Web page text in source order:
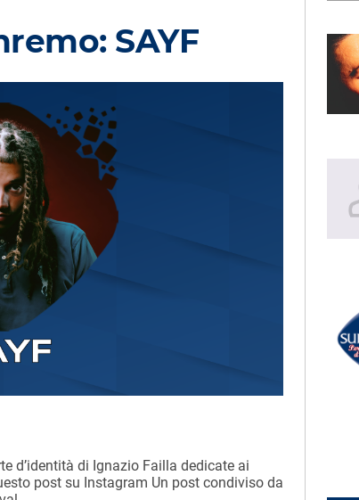
SAYF
d’identità di Ignazio Failla dedicate ai
post su Instagram Un post condiviso da
RADIO SUBASIO
NOEMI